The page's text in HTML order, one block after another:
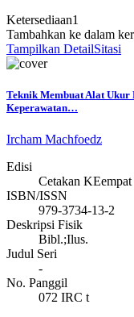
Ketersediaan1
Tambahkan ke dalam
Tampilkan DetailSitasi
Teknik Membuat Alat Ukur
Keperawatan…
Ircham Machfoedz
Edisi
Cetakan KEempat
ISBN/ISSN
979-3734-13-2
Deskripsi Fisik
Bibl.;Ilus.
Judul Seri
-
No. Panggil
072 IRC t